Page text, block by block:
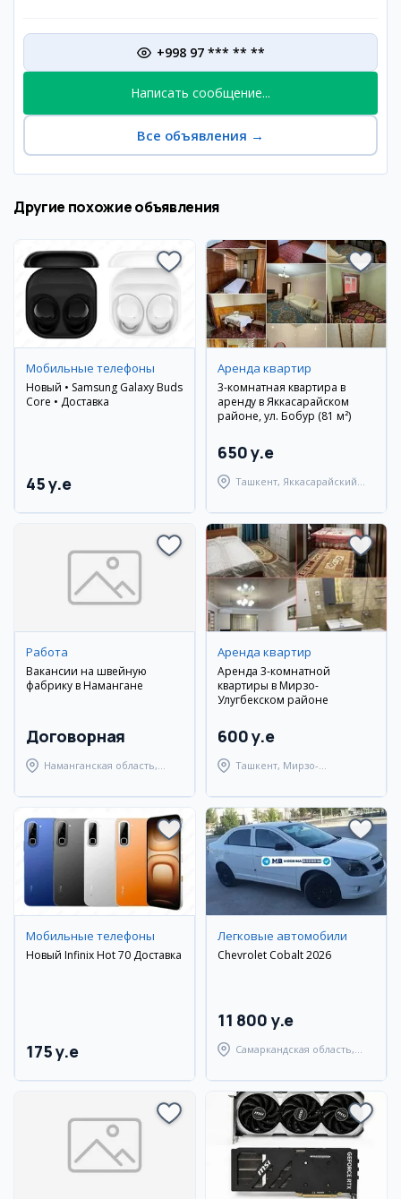
+998 97 *** ** **
Написать сообщение...
Все объявления →
Другие похожие объявления
Мобильные телефоны
Новый • Samsung Galaxy Buds
Core • Доставка
45 y.e
Аренда квартир
3-комнатная квартира в
аренду в Яккасарайском
районе, ул. Бобур (81 м²)
650 y.e
Ташкент, Яккасарайский
Работа
Вакансии на швейную
фабрику в Намангане
Договорная
Наманганская область,
Аренда квартир
Аренда 3-комнатной
квартиры в Мирзо-
Улугбекском районе
600 y.e
Ташкент, Мирзо-
Мобильные телефоны
Новый Infinix Hot 70 Доставка
175 y.e
Легковые автомобили
Chevrolet Cobalt 2026
11 800 y.e
Самаркандская область,